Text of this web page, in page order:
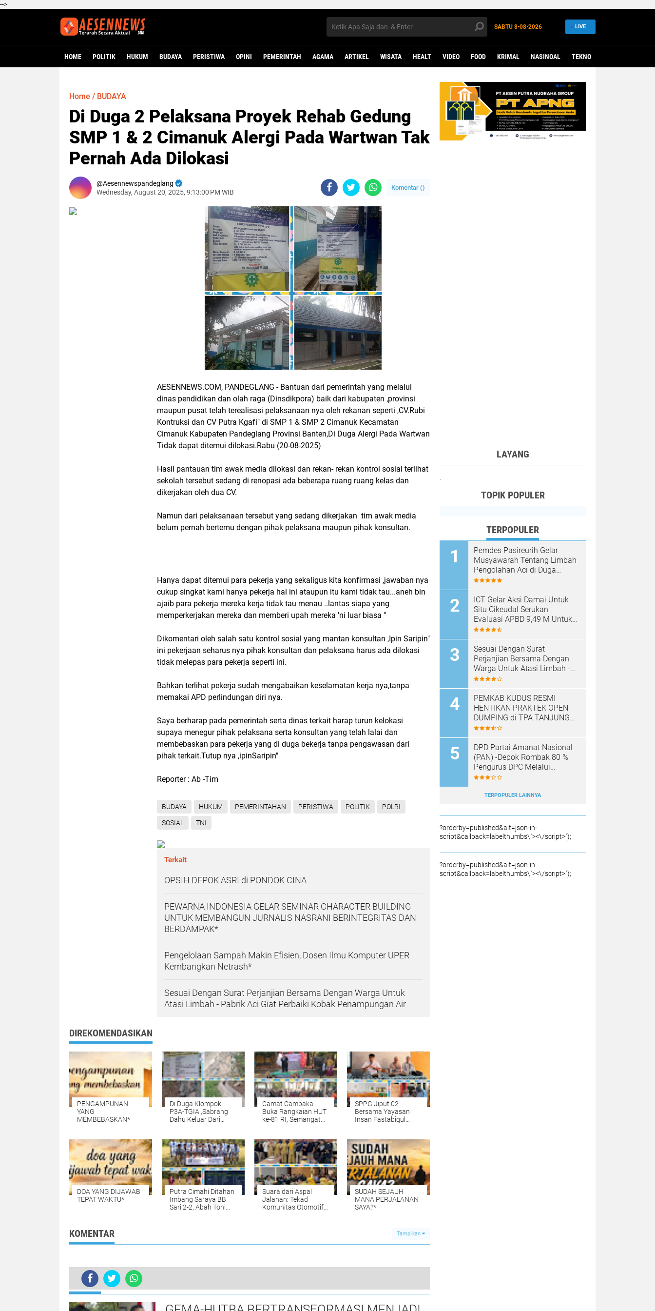
-->
SABTU 8•08•2026 LIVE
HOME POLITIK HUKUM BUDAYA PERISTIWA OPINI PEMERINTAH AGAMA ARTIKEL WISATA HEALT VIDEO FOOD KRIMAL NASINOAL TEKNO
Home / BUDAYA
Di Duga 2 Pelaksana Proyek Rehab Gedung
SMP 1 & 2 Cimanuk Alergi Pada Wartwan Tak
Pernah Ada Dilokasi
Aesennewspandeglang
Wednesday, August 20, 2025, 9:13:00 PM WIB
Komentar ()
AESENNEWS.COM, PANDEGLANG - Bantuan dari pemerintah yang melalui
dinas pendidikan dan olah raga (Dinsdikpora) baik dari kabupaten ,provinsi
maupun pusat telah terealisasi pelaksanaan nya oleh rekanan seperti ,CV.Rubi
Kontruksi dan CV Putra Kgafi" di SMP 1 & SMP 2 Cimanuk Kecamatan
Cimanuk Kabupaten Pandeglang Provinsi Banten,Di Duga Alergi Pada Wartwan
Tidak dapat ditemui dilokasi.Rabu (20-08-2025)
Hasil pantauan tim awak media dilokasi dan rekan- rekan kontrol sosial terlihat
sekolah tersebut sedang di renopasi ada beberapa ruang ruang kelas dan
dikerjakan oleh dua CV.
Namun dari pelaksanaan tersebut yang sedang dikerjakan tim awak media
belum pernah bertemu dengan pihak pelaksana maupun pihak konsultan.
Hanya dapat ditemui para pekerja yang sekaligus kita konfirmasi ,jawaban nya
cukup singkat kami hanya pekerja hal ini ataupun itu kami tidak tau...aneh bin
ajaib para pekerja mereka kerja tidak tau menau ..lantas siapa yang
memperkerjakan mereka dan memberi upah mereka 'ni luar biasa "
Dikomentari oleh salah satu kontrol sosial yang mantan konsultan ,Ipin Saripin"
ini pekerjaan seharus nya pihak konsultan dan pelaksana harus ada dilokasi
tidak melepas para pekerja seperti ini.
Bahkan terlihat pekerja sudah mengabaikan keselamatan kerja nya,tanpa
memakai APD perlindungan diri nya.
Saya berharap pada pemerintah serta dinas terkait harap turun kelokasi
supaya menegur pihak pelaksana serta konsultan yang telah lalai dan
membebaskan para pekerja yang di duga bekerja tanpa pengawasan dari
pihak terkait.Tutup nya ,ipinSaripin"
Reporter : Ab -Tim
BUDAYA HUKUM PEMERINTAHAN PERISTIWA POLITIK POLRI
SOSIAL TNI
Terkait
OPSIH DEPOK ASRI di PONDOK CINA
PEWARNA INDONESIA GELAR SEMINAR CHARACTER BUILDING
UNTUK MEMBANGUN JURNALIS NASRANI BERINTEGRITAS DAN
BERDAMPAK*
Pengelolaan Sampah Makin Efisien, Dosen Ilmu Komputer UPER
Kembangkan Netrash*
Sesuai Dengan Surat Perjanjian Bersama Dengan Warga Untuk
Atasi Limbah - Pabrik Aci Giat Perbaiki Kobak Penampungan Air
DIREKOMENDASIKAN
PENGAMPUNAN
YANG
MEMBEBASKAN*
Di Duga Klompok
P3A-TGIA ,Sabrang
Dahu Keluar Dari
Camat Campaka
Buka Rangkaian HUT
ke-81 RI, Semangat
Lomba Karaoke
Perangkat Desa
SPPG Jiput 02
Bersama Yayasan
Insan Fastabiqul
Organoleptik untuk
Pengawasan Menu
MBG
DOA YANG DIJAWAB
TEPAT WAKTU*
Putra Cimahi Ditahan
Imbang Saraya BB
Sari 2-2, Abah Toni
Suara dari Aspal
Jalanan: Tekad
Komunitas Otomotif
SUDAH SEJAUH
MANA PERJALANAN
SAYA?*
KOMENTAR Tampilkan
Di Duga 2 Pelaksana Proyek Rehab Gedung SMP 1 & 2 Cimanuk Alergi Pada Wartwan Tak Pernah Ada Dilokasi
TERKINI
LAYANG
TOPIK POPULER
TERPOPULER
Pemdes Pasireurih Gelar
Musyawarah Tentang Limbah
Pengolahan Aci di Duga
Cemari Sungai Cisata
Sementara
ICT Gelar Aksi Damai Untuk
Situ Cikeudal Serukan
Evaluasi APBD 9,49 M Untuk
Skala Prioritaskan Kebutuhan
Sesuai Dengan Surat
Perjanjian Bersama Dengan
Warga Untuk Atasi Limbah -
Pabrik Aci Giat Perbaiki Kobak
PEMKAB KUDUS RESMI
HENTIKAN PRAKTEK OPEN
DUMPING di TPA TANJUNG
REJO, KEC.JEKULO
SISTEM PENGELOLAAN
SAMPAH BARU
DPD Partai Amanat Nasional
(PAN) -Depok Rombak 80 %
Pengurus DPC Melalui
Muscab "
TERPOPULER LAINNYA
?orderby=published&alt=json-in-
script&callback=labelthumbs\"><\/script>");
?orderby=published&alt=json-in-
script&callback=labelthumbs\"><\/script>");